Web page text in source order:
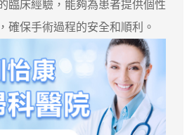
臨床經驗，能夠為患者提供個性
確保手術過程的安全和順利。